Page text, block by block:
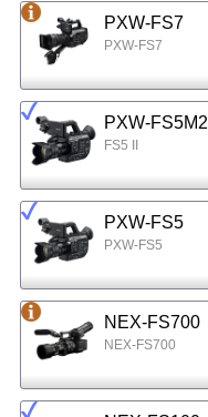
PXW-FS7
PXW-FS7
PXW-FS5M2
FS5 II
PXW-FS5
PXW-FS5
NEX-FS700
NEX-FS700